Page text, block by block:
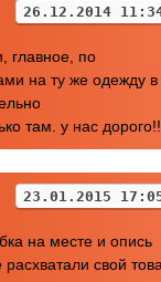
26.12.2014
главное, по
на ту же одежду в
там. у нас
23.01.2015
на месте и опись
свой